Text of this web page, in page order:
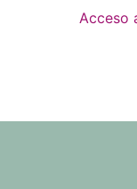
Acceso